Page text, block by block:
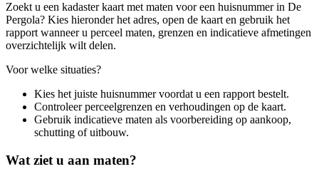
Zoekt u een kadaster kaart met maten voor een huisnummer in De
Pergola? Kies hieronder het adres, open de kaart en gebruik het
rapport wanneer u perceel maten, grenzen en indicatieve afmetingen
overzichtelijk wilt delen.
Voor welke situaties?
Kies het juiste huisnummer voordat u een rapport bestelt.
Controleer perceelgrenzen en verhoudingen op de kaart.
Gebruik indicatieve maten als voorbereiding op aankoop,
schutting of uitbouw.
Wat ziet u aan maten?